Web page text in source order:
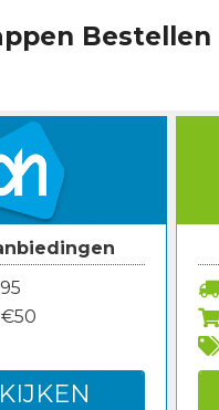
Bestellen